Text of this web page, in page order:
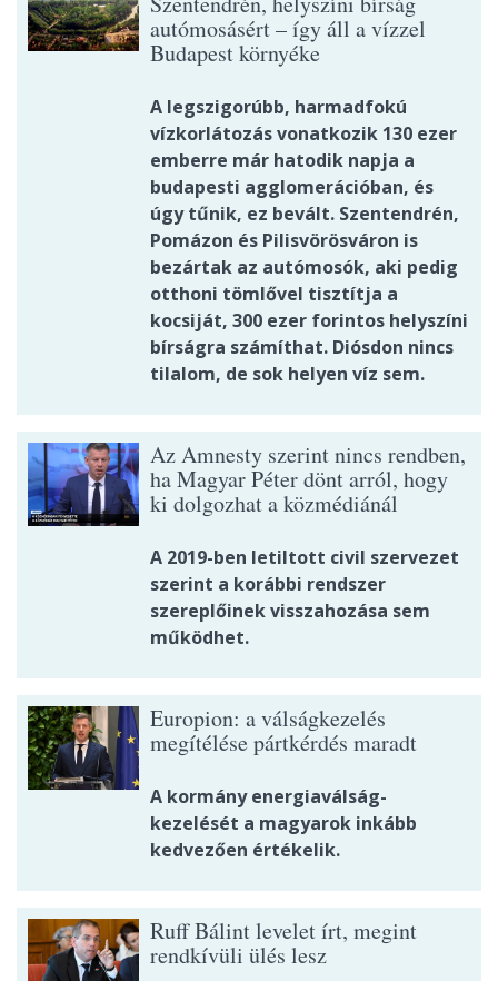
autómosásért – így áll a vízzel
Budapest környéke
A legszigorúbb, harmadfokú
vízkorlátozás vonatkozik 130 ezer
emberre már hatodik napja a
budapesti agglomerációban, és
úgy tűnik, ez bevált. Szentendrén,
Pomázon és Pilisvörösváron is
bezártak az autómosók, aki pedig
otthoni tömlővel tisztítja a
kocsiját, 300 ezer forintos helyszíni
bírságra számíthat. Diósdon nincs
tilalom, de sok helyen víz sem.
Az Amnesty szerint nincs rendben,
ha Magyar Péter dönt arról, hogy
ki dolgozhat a közmédiánál
A 2019-ben letiltott civil szervezet
szerint a korábbi rendszer
szereplőinek visszahozása sem
működhet.
Europion: a válságkezelés
megítélése pártkérdés maradt
A kormány energiaválság-
kezelését a magyarok inkább
kedvezően értékelik.
Ruff Bálint levelet írt, megint
rendkívüli ülés lesz